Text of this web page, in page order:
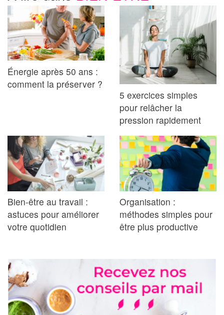
Énergie après 50 ans :
comment la préserver ?
5 exercices simples
pour relâcher la
pression rapidement
Bien-être au travail :
astuces pour améliorer
votre quotidien
Organisation :
méthodes simples pour
être plus productive